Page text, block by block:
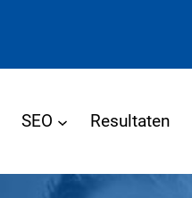
SEO Resultaten